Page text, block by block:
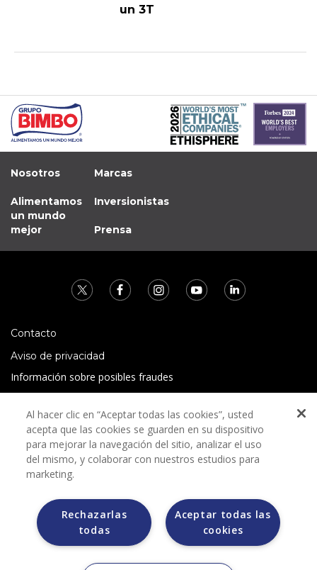
un 3T
Nosotros
Alimentamos
un mundo
mejor
Marcas
Inversionistas
Prensa
Contacto
Aviso de privacidad
Información sobre posibles fraudes
Términos y condiciones
Grupo Bimbo no solicita ningún tipo de pago durante el
proceso de selección.
otros sitios de internet. Sólo lo hace a través de la casa
Al hacer clic en “Aceptar todas las cookies”, usted
acepta que las cookies se guarden en su dispositivo
para mejorar la navegación del sitio, analizar el uso
del mismo, y colaborar con nuestros estudios para
marketing.
Aceptar todas las
cookies
Rechazarlas
todas